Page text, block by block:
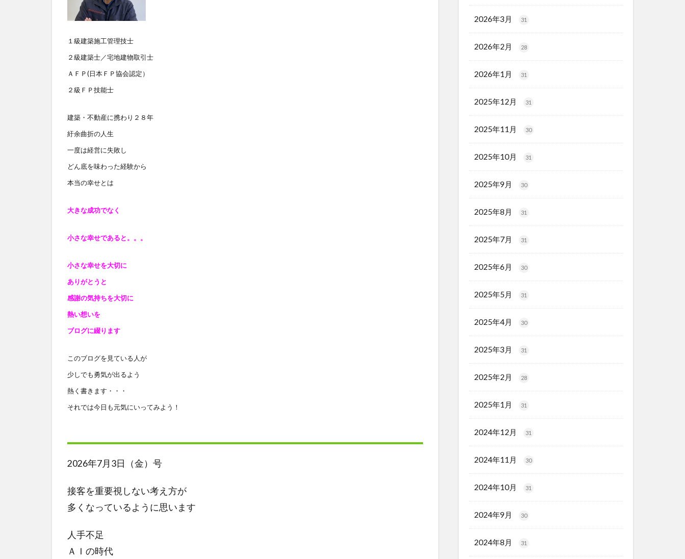
１級建築施工管理技士
２級建築士／宅地建物取引士
ＡＦＰ(日本ＦＰ協会認定）
２級ＦＰ技能士
建築・不動産に携わり２８年
紆余曲折の人生
一度は経営に失敗し
どん底を味わった経験から
本当の幸せとは
大きな成功でなく
小さな幸せであると。。。
小さな幸せを大切に
ありがとうと
感謝の気持ちを大切に
熱い想いを
ブログに綴ります
このブログを見ている人が
少しでも勇気が出るよう
熱く書きます・・・
それでは今日も元気にいってみよう！
2026年7月3日（金）号
接客を重要視しない考え方が
多くなっているように思います
人手不足
ＡＩの時代
2026年3月 31
2026年2月 28
2026年1月 31
2025年12月 31
2025年11月 30
2025年10月 31
2025年9月 30
2025年8月 31
2025年7月 31
2025年6月 30
2025年5月 31
2025年4月 30
2025年3月 31
2025年2月 28
2025年1月 31
2024年12月 31
2024年11月 30
2024年10月 31
2024年9月 30
2024年8月 31